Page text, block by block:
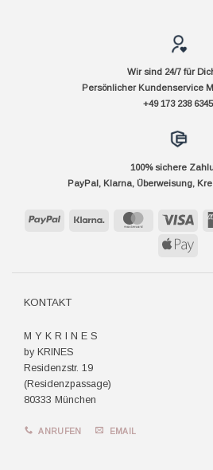
Wir sind 24/7 für
Persönlicher Kundenservice
+49 173 238 6345
100% sichere
PayPal, Klarna, Überweisung,
PayPal Klarna MasterCard Visa
Apple
KONTAKT
M Y K R I N E S
by KRINES
Residenzstr. 19
(Residenzpassage)
80333 München
ANRUFEN EMAIL